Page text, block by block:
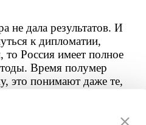
не дала результатов. И
к дипломатии,
то Россия имеет полное
Время полумер
это понимают даже те,
Политическое Шоу